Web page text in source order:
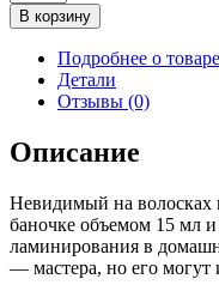
товара
Pusy
Гель
бровей,
мл.
В корзину
Подробнее о товаре
Детали
Отзывы (0)
Описание
Невидимый на волосках
баночке объемом 15 мл
ламинирования в
— мастера, но его